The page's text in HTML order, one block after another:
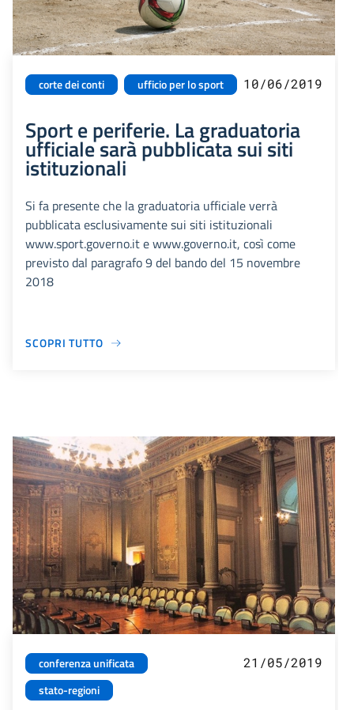
corte dei conti ufficio per lo sport 10/06/2019
Sport e periferie. La graduatoria
ufficiale sarà pubblicata sui siti
istituzionali
Si fa presente che la graduatoria ufficiale verrà
pubblicata esclusivamente sui siti istituzionali
www.sport.governo.it e www.governo.it, così come
previsto dal paragrafo 9 del bando del 15 novembre
2018
SCOPRI TUTTO
conferenza unificata
stato-regioni
21/05/2019